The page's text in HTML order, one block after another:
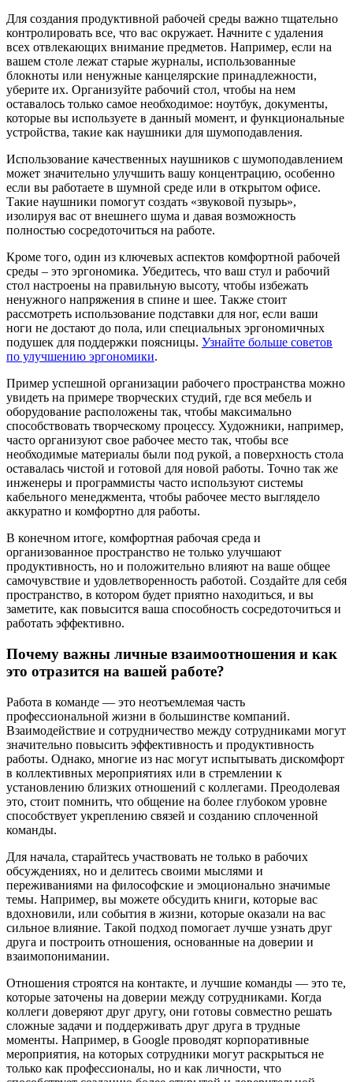
Для создания продуктивной рабочей среды важно тщательно
контролировать все, что вас окружает. Начните с удаления
всех отвлекающих внимание предметов. Например, если на
вашем столе лежат старые журналы, использованные
блокноты или ненужные канцелярские принадлежности,
уберите их. Организуйте рабочий стол, чтобы на нем
оставалось только самое необходимое: ноутбук, документы,
которые вы используете в данный момент, и функциональные
устройства, такие как наушники для шумоподавления.
Использование качественных наушников с шумоподавлением
может значительно улучшить вашу концентрацию, особенно
если вы работаете в шумной среде или в открытом офисе.
Такие наушники помогут создать «звуковой пузырь»,
изолируя вас от внешнего шума и давая возможность
полностью сосредоточиться на работе.
Кроме того, один из ключевых аспектов комфортной рабочей
среды – это эргономика. Убедитесь, что ваш стул и рабочий
стол настроены на правильную высоту, чтобы избежать
ненужного напряжения в спине и шее. Также стоит
рассмотреть использование подставки для ног, если ваши
ноги не достают до пола, или специальных эргономичных
подушек для поддержки поясницы. Узнайте больше советов
по улучшению эргономики.
Пример успешной организации рабочего пространства можно
увидеть на примере творческих студий, где вся мебель и
оборудование расположены так, чтобы максимально
способствовать творческому процессу. Художники, например,
часто организуют свое рабочее место так, чтобы все
необходимые материалы были под рукой, а поверхность стола
оставалась чистой и готовой для новой работы. Точно так же
инженеры и программисты часто используют системы
кабельного менеджмента, чтобы рабочее место выглядело
аккуратно и комфортно для работы.
В конечном итоге, комфортная рабочая среда и
организованное пространство не только улучшают
продуктивность, но и положительно влияют на ваше общее
самочувствие и удовлетворенность работой. Создайте для себя
пространство, в котором будет приятно находиться, и вы
заметите, как повысится ваша способность сосредоточиться и
работать эффективно.
Почему важны личные взаимоотношения и как
это отразится на вашей работе?
Работа в команде — это неотъемлемая часть
профессиональной жизни в большинстве компаний.
Взаимодействие и сотрудничество между сотрудниками могут
значительно повысить эффективность и продуктивность
работы. Однако, многие из нас могут испытывать дискомфорт
в коллективных мероприятиях или в стремлении к
установлению близких отношений с коллегами. Преодолевая
это, стоит помнить, что общение на более глубоком уровне
способствует укреплению связей и созданию сплоченной
команды.
Для начала, старайтесь участвовать не только в рабочих
обсуждениях, но и делитесь своими мыслями и
переживаниями на философские и эмоционально значимые
темы. Например, вы можете обсудить книги, которые вас
вдохновили, или события в жизни, которые оказали на вас
сильное влияние. Такой подход помогает лучше узнать друг
друга и построить отношения, основанные на доверии и
взаимопонимании.
Отношения строятся на контакте, и лучшие команды — это те,
которые заточены на доверии между сотрудниками. Когда
коллеги доверяют друг другу, они готовы совместно решать
сложные задачи и поддерживать друг друга в трудные
моменты. Например, в Google проводят корпоративные
мероприятия, на которых сотрудники могут раскрыться не
только как профессионалы, но и как личности, что